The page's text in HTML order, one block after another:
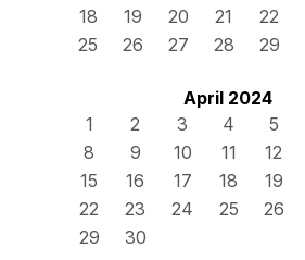
18
19 20 21 22
25
26 27 28 29
April 2024
1
2 3 4 5
8
9 10 11 12
15
16 17 18 19
22
23 24 25 26
29
30